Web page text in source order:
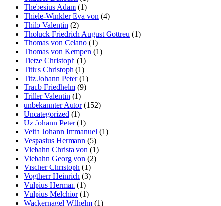
Thebesius Adam (1)
Thiele-Winkler Eva von (4)
Thilo Valentin (2)
Tholuck Friedrich August Gottreu (1)
Thomas von Celano (1)
Thomas von Kempen (1)
Tietze Christoph (1)
Titius Christoph (1)
Titz Johann Peter(1)
Traub Friedhelm (9)
Triller Valentin (1)
unbekannter Autor(152)
Uncategorized (1)
Uz Johann Peter(1)
Veith Johann Immanuel (1)
Vespasius Hermann (5)
Viebahn Christa von (1)
Viebahn Georg von (2)
Vischer Christoph (1)
Vogtherr Heinrich (3)
Vulpius Herman (1)
Vulpius Melchior(1)
Wackernagel Wilhelm (1)